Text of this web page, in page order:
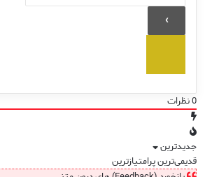
0نظرات
جدیدترین
قدیمی‌ترینپرامتیازترین